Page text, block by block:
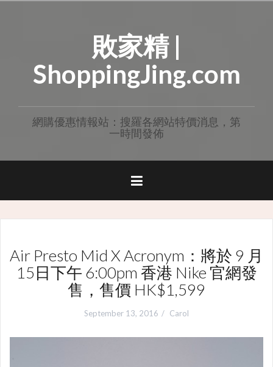
敗家精 |
ShoppingJing.com
網購優惠情報站：搜羅各網站特價消息，第
一時間發佈
Air Presto Mid X Acronym：將於 9 月
15日下午 6:00pm 香港 Nike 官網發
售，售價 HK$1,599
September 13, 2016 Carol